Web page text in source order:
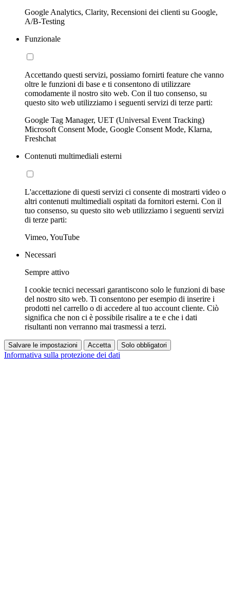
Google Analytics, Clarity, Recensioni dei clienti su Google,
A/B-Testing
Funzionale
Accettando questi servizi, possiamo fornirti feature che vanno
oltre le funzioni di base e ti consentono di utilizzare
comodamente il nostro sito web. Con il tuo consenso, su
questo sito web utilizziamo i seguenti servizi di terze parti:
Google Tag Manager, UET (Universal Event Tracking)
Microsoft Consent Mode, Google Consent Mode, Klarna,
Freshchat
Contenuti multimediali esterni
L'accettazione di questi servizi ci consente di mostrarti video o
altri contenuti multimediali ospitati da fornitori esterni. Con il
tuo consenso, su questo sito web utilizziamo i seguenti servizi
di terze parti:
Vimeo, YouTube
Necessari
Sempre attivo
I cookie tecnici necessari garantiscono solo le funzioni di base
del nostro sito web. Ti consentono per esempio di inserire i
prodotti nel carrello o di accedere al tuo account cliente. Ciò
significa che non ci è possibile risalire a te e che i dati
risultanti non verranno mai trasmessi a terzi.
Salvare le impostazioni Accetta Solo obbligatori
Informativa sulla protezione dei dati